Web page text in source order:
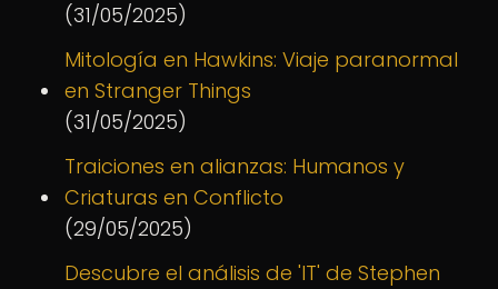
(31/05/2025)
Mitología en Hawkins: Viaje paranormal
en Stranger Things
(31/05/2025)
Traiciones en alianzas: Humanos y
Criaturas en Conflicto
(29/05/2025)
Descubre el análisis de 'IT' de Stephen